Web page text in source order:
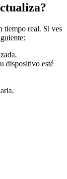
tiempo real. Si ves
dispositivo esté